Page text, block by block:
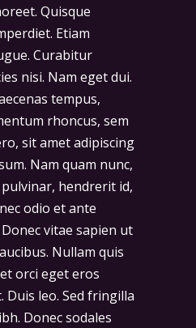
Quisque
Etiam
Curabitur
nisi. Nam eget dui.
tempus,
rhoncus, sem
sit amet adipiscing
Nam quam nunc,
hendrerit id,
odio et ante
vitae sapien ut
Nullam quis
orci eget eros
Duis leo. Sed fringilla
Donec sodales